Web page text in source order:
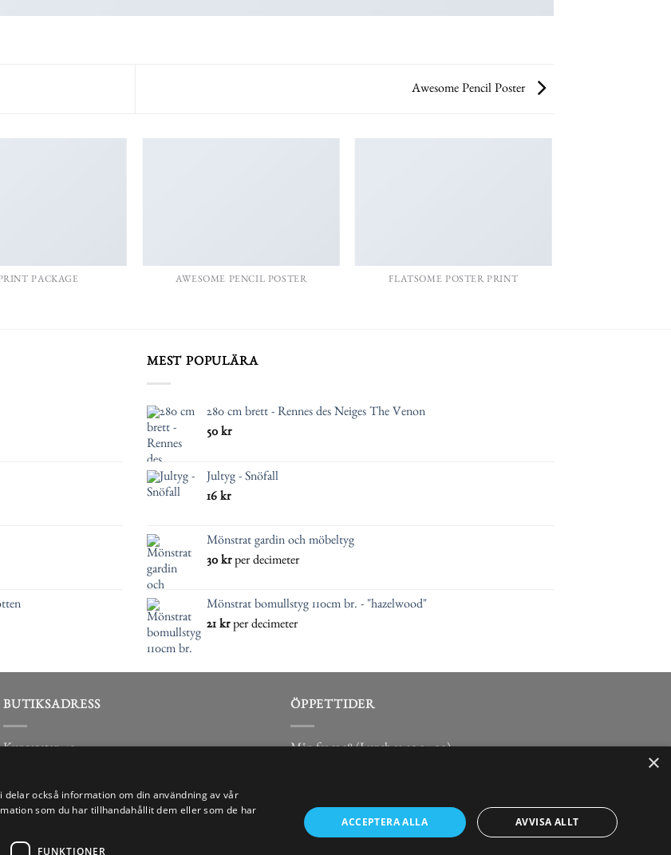
Awesome Pencil Poster
PACKAGE AWESOME PENCIL POSTER FLATSOME POSTER PRINT
MEST POPULÄRA
280 cm brett - Rennes des Neiges The Venon
50 kr
Jultyg - Snöfall
16 kr
Mönstrat gardin och möbeltyg
30 kr per decimeter
Mönstrat bomullstyg 110cm br. - "hazelwood"
21 kr per decimeter
BUTIKSADRESS
Kungsgatan 40
Alingsås
ÖPPETTIDER
Mån-fre 11-18 (Lunch 13:30-14:00)
×
också information om din användning av vår
som du har tillhandahållit dem eller som de har
FUNKTIONER
ACCEPTERA ALLA AVVISA ALLT